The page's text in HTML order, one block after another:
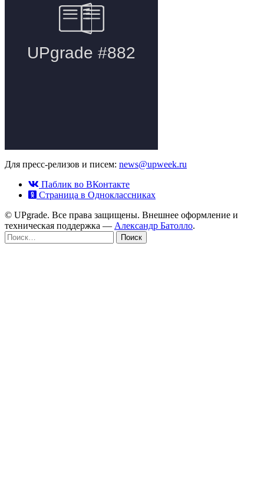
Для пресс-релизов и писем: news@upweek.ru
Паблик во ВКонтакте
Страница в Одноклассниках
© UPgrade. Все права защищены. Внешнее оформление и
техническая поддержка — Александр Батолло.
Найти: